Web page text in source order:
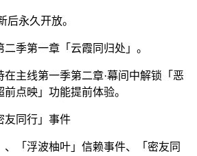
后永久开放。
季第一章「云霞同归处」。
主线第一季第二章·幕间中解锁「恶
点映」功能提前体验。
友同行」事件
「浮波柚叶」信赖事件、「密友同